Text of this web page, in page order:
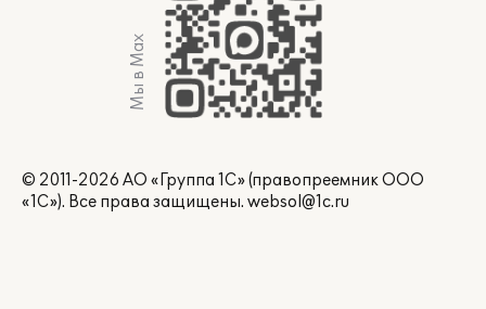
Мы в Max
© 2011-2026 АО «Группа 1С» (правопреемник ООО
«1С»). Все права защищены. websol@1c.ru